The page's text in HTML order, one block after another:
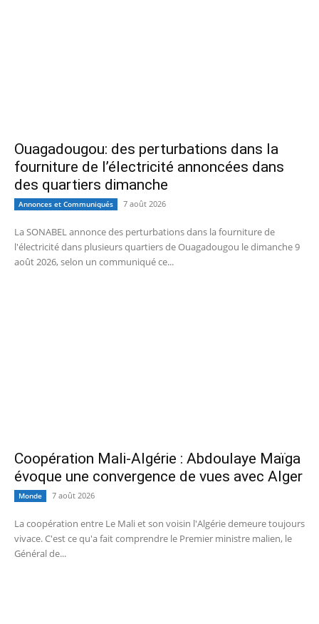
Ouagadougou: des perturbations dans la
fourniture de l’électricité annoncées dans
des quartiers dimanche
Annonces et Communiqués 7 août 2026
La SONABEL annonce des perturbations dans la fourniture de
l'électricité dans plusieurs quartiers de Ouagadougou le dimanche 9
août 2026, selon un communiqué ce...
Coopération Mali-Algérie : Abdoulaye Maïga
évoque une convergence de vues avec Alger
Monde 7 août 2026
La coopération entre Le Mali et son voisin l'Algérie demeure toujours
vivace. C'est ce qu'a fait comprendre le Premier ministre malien, le
Général de...